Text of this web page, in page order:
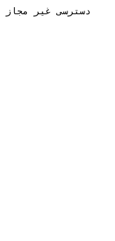
دسترسی غیر مجاز